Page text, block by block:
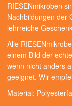
RIESENmikroben
Nachbildungen der
lehrreiche
Alle
einem Bild der
wenn nicht anders
geeignet. Wir
Material: